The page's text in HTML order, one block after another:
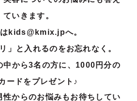
ていきます。
kids@kmix.jpへ。
」と入れるのをお忘れなく。
中から3名の方に、1000円分の
ードをプレゼント♪
性からのお悩みもお待ちしてい